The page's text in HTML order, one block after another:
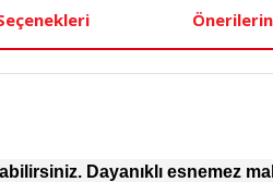
Dayanıklı esnemez